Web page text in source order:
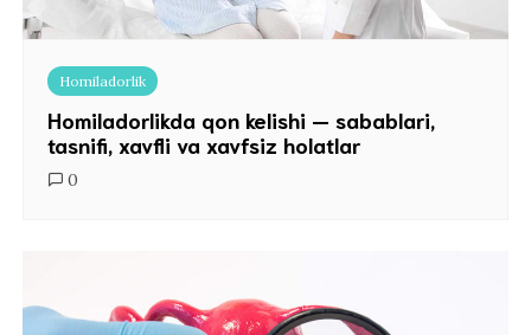
Homiladorlik
Homiladorlikda qon kelishi — sabablari,
tasnifi, xavfli va xavfsiz holatlar
0